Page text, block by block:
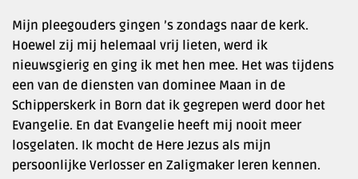
Mijn pleegouders gingen ’s zondags naar de kerk.
Hoewel zij mij helemaal vrij lieten, werd ik
nieuwsgierig en ging ik met hen mee. Het was tijdens
een van de diensten van dominee Maan in de
Schipperskerk in Born dat ik gegrepen werd door het
Evangelie. En dat Evangelie heeft mij nooit meer
losgelaten. Ik mocht de Here Jezus als mijn
persoonlijke Verlosser en Zaligmaker leren kennen.